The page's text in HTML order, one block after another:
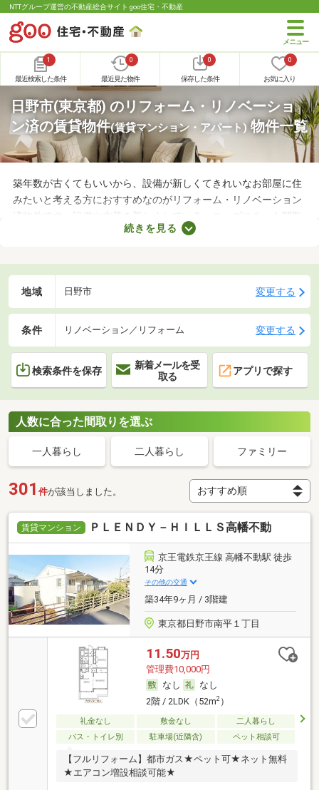
NTTグループ運営の不動産総合サイト goo住宅・不動産
1
最近検索した条件
0
最近見た物件
0
保存した条件
0
お気に入り
日野市(東京都) のリフォーム・リノベーショ
ン済の賃貸物件(賃貸マンション・アパート) 物件一覧
築年数が古くてもいいから、設備が新しくてきれいなお部屋に住
みたいと考える方におすすめなのがリフォーム・リノベーション
済物件です。設備や内装を新しくしている・ニーズにあった間取
りに変えているなど、住みやすさが格段にアップしていることが
べて、気になるお部屋を見つけましょう。
続きを見る
地域 日野市 変更する
条件 リノベーション／リフォーム 変更する
検索条件を保存
新着メールを受
取る
アプリで探す
人数に合った間取りを選ぶ
一人暮らし 二人暮らし ファミリー
301 件が該当しました。
賃貸マンション ＰＬＥＮＤＹ－ＨＩＬＬＳ高幡不動
京王電鉄京王線 高幡不動駅 徒歩
14分
その他の交通
築34年9ヶ月 / 3階建
東京都日野市南平１丁目
11.50万円
管理費10,000円
なし
なし
2階 / 2LDK（52m2）
礼金なし 敷金なし
二人暮らし
バス・トイレ別
駐車場(近隣含) ペット相談可
【フルリフォーム】都市ガス★ペット可★ネット無料
★エアコン増設相談可能★